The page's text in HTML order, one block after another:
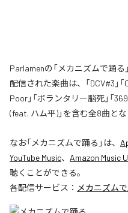
Parlamenの「メカニズムで踊
配信された楽曲は、「DCV#3」「
Poor」「ボランタリー脳死」「
(feat. ハム平)」を含む全8曲とな
なお「メカニズムで踊る 」は、
YouTube Music、 Amazon Music
聴くことができる。
各配信サービス： メカニズム